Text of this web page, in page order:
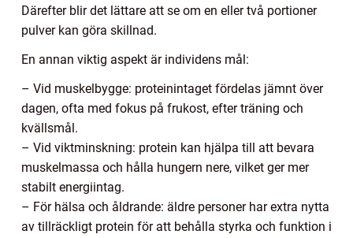
Därefter blir det lättare att se om en eller två portioner
pulver kan göra skillnad.
En annan viktig aspekt är individens mål:
– Vid muskelbygge: proteinintaget fördelas jämnt över
dagen, ofta med fokus på frukost, efter träning och
kvällsmål.
– Vid viktminskning: protein kan hjälpa till att bevara
muskelmassa och hålla hungern nere, vilket ger mer
stabilt energiintag.
– För hälsa och åldrande: äldre personer har extra nytta
av tillräckligt protein för att behålla styrka och funktion i